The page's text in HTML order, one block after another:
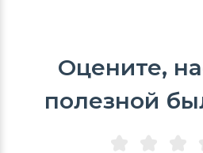
Оцените,
полезной